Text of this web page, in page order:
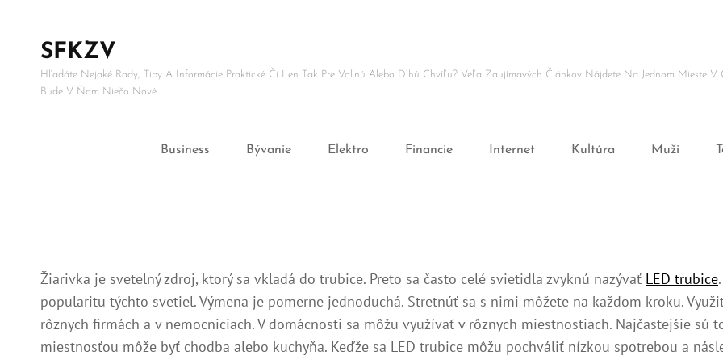
SFKZV
Hľadáte Nejaké Rady, Tipy A Informácie Praktické Či Len Tak Pre Voľnú Alebo Dlhú Chvíľu? Veľa Zaujímavých Článkov Nájdete Na Jednom Mieste
Bude V Ňom Niečo Nové.
Business Bývanie Elektro Financie Internet Kultúra Muži
Žiarivka je svetelný zdroj, ktorý sa vkladá do trubice. Preto sa často celé svietidla zvyknú nazývať LED trubice
popularitu týchto svetiel. Výmena je pomerne jednoduchá. Stretnúť sa s nimi môžete na každom kroku.
rôznych firmách a v nemocniciach. V domácnosti sa môžu využívať v rôznych miestnostiach. Najčastejšie sú
miestnosťou môže byť chodba alebo kuchyňa. Keďže sa LED trubice môžu pochváliť nízkou spotrebou a